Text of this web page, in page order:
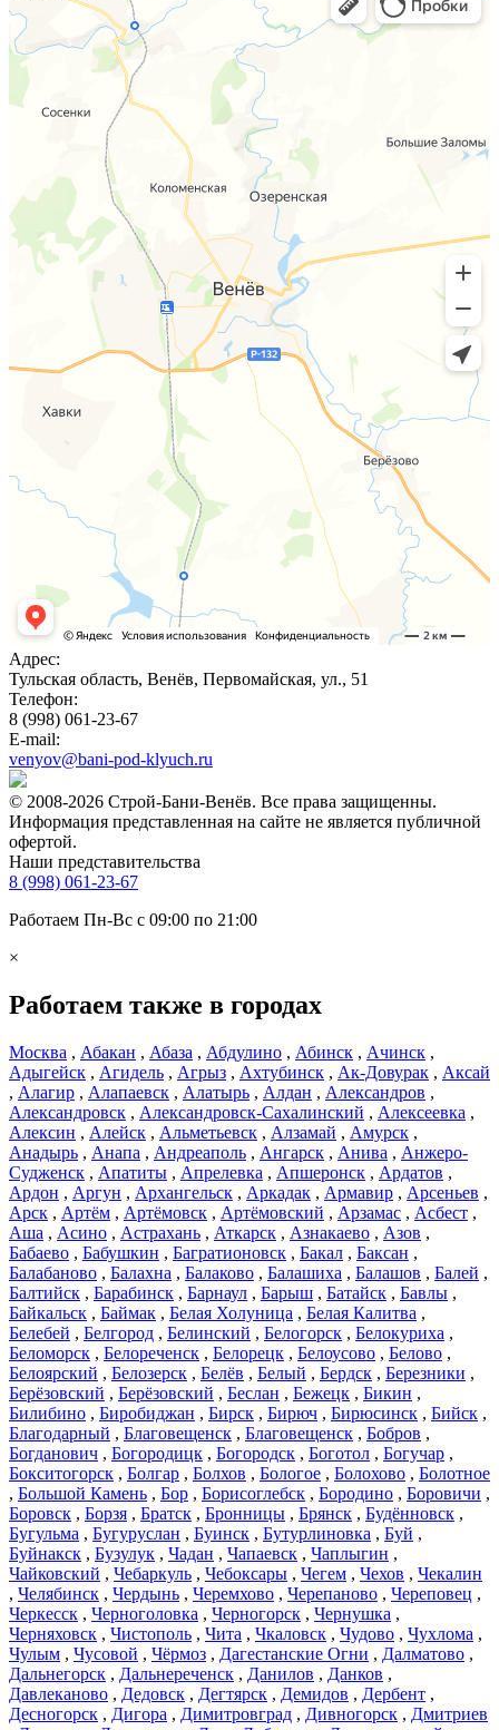
Адрес:
Тульская область, Венёв, Первомайская, ул., 51
Телефон:
8 (998) 061-23-67
E-mail:
venyov@bani-pod-klyuch.ru
© 2008-2026 Строй-Бани-Венёв. Все права защищенны.
Информация представленная на сайте не является публичной
офертой.
Наши представительства
8 (998) 061-23-67
Работаем Пн-Вс с 09:00 по 21:00
×
Работаем также в городах
Москва , Абакан , Абаза , Абдулино , Абинск , Ачинск ,
Адыгейск , Агидель , Агрыз , Ахтубинск , Ак-Довурак , Аксай
, Алагир , Алапаевск , Алатырь , Алдан , Александров ,
Александровск , Александровск-Сахалинский , Алексеевка ,
Алексин , Алейск , Альметьевск , Алзамай , Амурск ,
Анадырь , Анапа , Андреаполь , Ангарск , Анива , Анжеро-
Судженск , Апатиты , Апрелевка , Апшеронск , Ардатов ,
Ардон , Аргун , Архангельск , Аркадак , Армавир , Арсеньев ,
Арск , Артём , Артёмовск , Артёмовский , Арзамас , Асбест ,
Аша , Асино , Астрахань , Аткарск , Азнакаево , Азов ,
Бабаево , Бабушкин , Багратионовск , Бакал , Баксан ,
Балабаново , Балахна , Балаково , Балашиха , Балашов , Балей ,
Балтийск , Барабинск , Барнаул , Барыш , Батайск , Бавлы ,
Байкальск , Баймак , Белая Холуница , Белая Калитва ,
Белебей , Белгород , Белинский , Белогорск , Белокуриха ,
Беломорск , Белореченск , Белорецк , Белоусово , Белово ,
Белоярский , Белозерск , Белёв , Белый , Бердск , Березники ,
Берёзовский , Берёзовский , Беслан , Бежецк , Бикин ,
Билибино , Биробиджан , Бирск , Бирюч , Бирюсинск , Бийск ,
Благодарный , Благовещенск , Благовещенск , Бобров ,
Богданович , Богородицк , Богородск , Боготол , Богучар ,
Бокситогорск , Болгар , Болхов , Бологое , Болохово , Болотное
, Большой Камень , Бор , Борисоглебск , Бородино , Боровичи ,
Боровск , Борзя , Братск , Бронницы , Брянск , Будённовск ,
Бугульма , Бугуруслан , Буинск , Бутурлиновка , Буй ,
Буйнакск , Бузулук , Чадан , Чапаевск , Чаплыгин ,
Чайковский , Чебаркуль , Чебоксары , Чегем , Чехов , Чекалин
, Челябинск , Чердынь , Черемхово , Черепаново , Череповец ,
Черкесск , Черноголовка , Черногорск , Чернушка ,
Черняховск , Чистополь , Чита , Чкаловск , Чудово , Чухлома ,
Чулым , Чусовой , Чёрмоз , Дагестанские Огни , Далматово ,
Дальнегорск , Дальнереченск , Данилов , Данков ,
Давлеканово , Дедовск , Дегтярск , Демидов , Дербент ,
Десногорск , Дигора , Димитровград , Дивногорск , Дмитриев